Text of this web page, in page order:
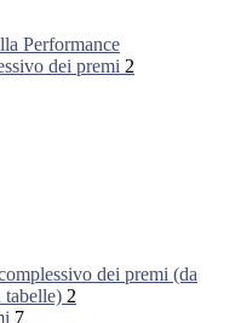
Performance
dei premi 2
dei premi (da
tabelle) 2
7